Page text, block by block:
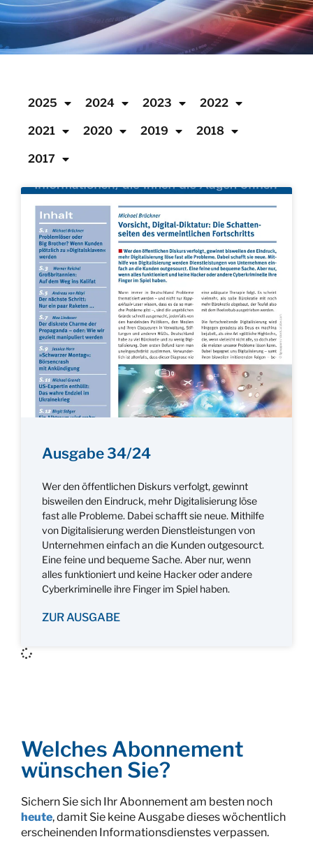
2025 2024 2023 2022
2021 2020 2019 2018
2017
Ausgabe 34/24
Wer den öffentlichen Diskurs verfolgt, gewinnt
bisweilen den Eindruck, mehr Digitalisierung löse
fast alle Probleme. Dabei schafft sie neue. Mithilfe
von Digitalisierung werden Dienstleistungen von
Unternehmen einfach an die Kunden outgesourct.
Eine feine und bequeme Sache. Aber nur, wenn
alles funktioniert und keine Hacker oder andere
Cyberkriminelle ihre Finger im Spiel haben.
ZUR AUSGABE
Welches Abonnement
wünschen Sie?
Sichern Sie sich Ihr Abonnement am besten noch
heute, damit Sie keine Ausgabe dieses wöchentlich
erscheinenden Informationsdienstes verpassen.